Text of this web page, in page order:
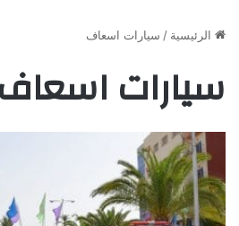
الرئيسية / سيارات اسعاف
سيارات اسعاف